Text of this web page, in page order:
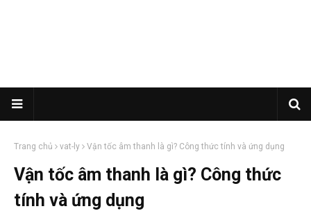
Trang chủ vat-ly Vận tốc âm thanh là gì? Công thức tính và ứng dụng
Vận tốc âm thanh là gì? Công thức
tính và ứng dụng